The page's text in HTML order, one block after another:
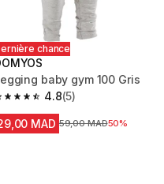
chance
baby gym 100 Gris
4.8
out of 5 stars from 5
(5)
MAD Prix avant la réduction
59,00 MAD50%